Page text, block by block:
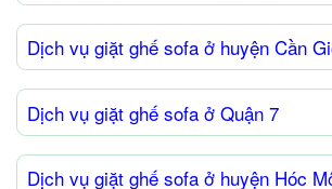
Dịch vụ giặt ghế sofa ở huyện Cần
Dịch vụ giặt ghế sofa ở Quận 7
Dịch vụ giặt ghế sofa ở huyện Hóc